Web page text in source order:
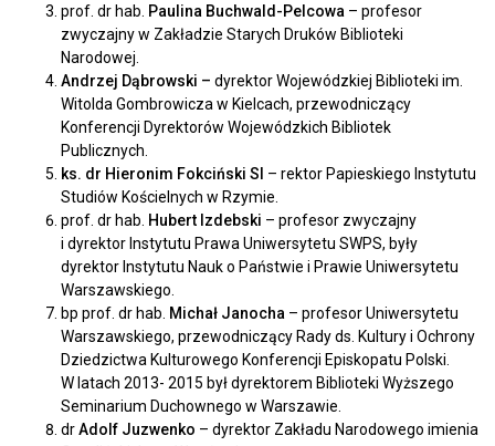
prof. dr hab. Paulina Buchwald-Pelcowa – profesor
zwyczajny w Zakładzie Starych Druków Biblioteki
Narodowej.
Andrzej Dąbrowski – dyrektor Wojewódzkiej Biblioteki im.
Witolda Gombrowicza w Kielcach, przewodniczący
Konferencji Dyrektorów Wojewódzkich Bibliotek
Publicznych.
ks. dr Hieronim Fokciński SI – rektor Papieskiego Instytutu
Studiów Kościelnych w Rzymie.
prof. dr hab. Hubert Izdebski – profesor zwyczajny
i dyrektor Instytutu Prawa Uniwersytetu SWPS, były
dyrektor Instytutu Nauk o Państwie i Prawie Uniwersytetu
Warszawskiego.
bp prof. dr hab. Michał Janocha – profesor Uniwersytetu
Warszawskiego, przewodniczący Rady ds. Kultury i Ochrony
Dziedzictwa Kulturowego Konferencji Episkopatu Polski.
W latach 2013- 2015 był dyrektorem Biblioteki Wyższego
Seminarium Duchownego w Warszawie.
drAdolf Juzwenko – dyrektor Zakładu Narodowego imienia